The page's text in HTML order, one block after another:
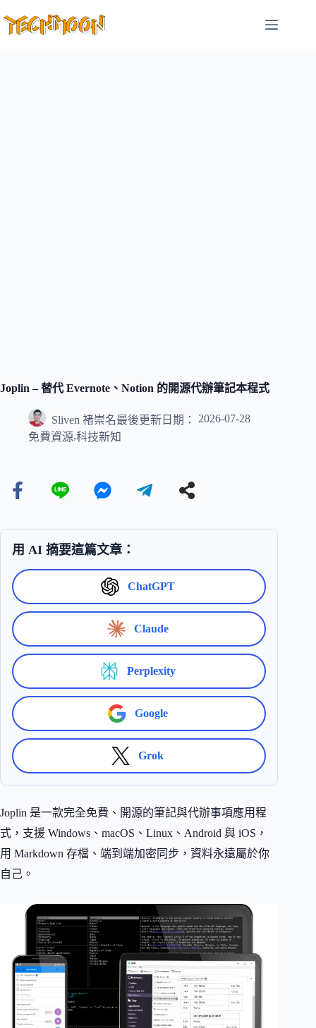
至
Joplin – 替代 Evernote、Notion 的開源代辦筆記本程式
Sliven 褚崇名最後更新日期：
2026-07-28
免費資源,科技新知
用 AI 摘要這篇文章：
ChatGPT
Claude
Perplexity
Google
Grok
Joplin 是一款完全免費、開源的筆記與代辦事項應用程
式，支援 Windows、macOS、Linux、Android 與 iOS，
用 Markdown 存檔、端到端加密同步，資料永遠屬於你
自己。